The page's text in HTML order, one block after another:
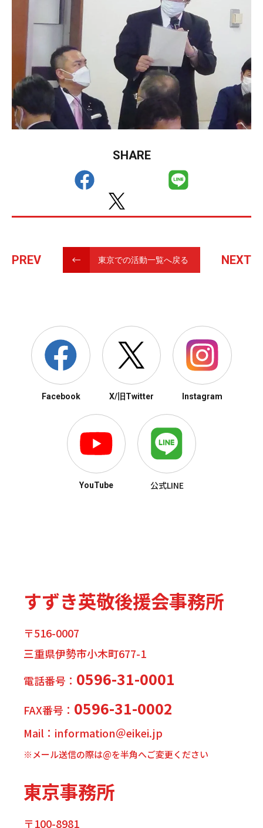
SHARE
PREV 東京での活動一覧へ戻る NEXT
Facebook X/旧Twitter Instagram
YouTube 公式LINE
すずき英敬後援会事務所
〒516-0007
三重県伊勢市小木町677-1
電話番号： 0596-31-0001
FAX番号： 0596-31-0002
Mail：information＠eikei.jp
※メール送信の際は@を半角へご変更ください
東京事務所
〒100-8981